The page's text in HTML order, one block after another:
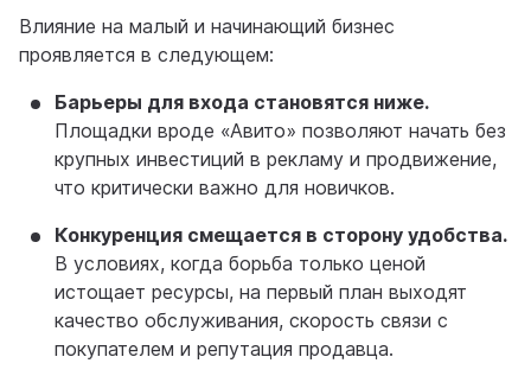
Влияние на малый и начинающий бизнес
проявляется в следующем:
Барьеры для входа становятся ниже.
Площадки вроде «Авито» позволяют начать без
крупных инвестиций в рекламу и продвижение,
что критически важно для новичков.
Конкуренция смещается в сторону удобства.
В условиях, когда борьба только ценой
истощает ресурсы, на первый план выходят
качество обслуживания, скорость связи с
покупателем и репутация продавца.